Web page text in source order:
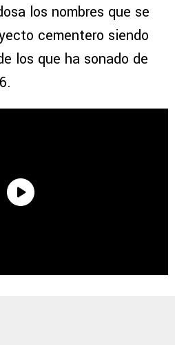
los nombres que se
cementero siendo
los que ha sonado de